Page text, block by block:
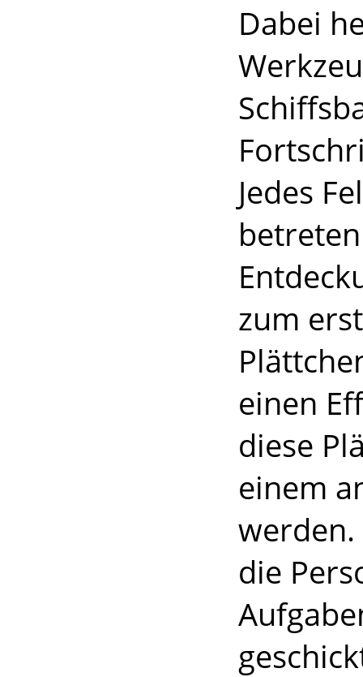
Dabei
Jedes
zum
einen
diese
einem
werden.
die